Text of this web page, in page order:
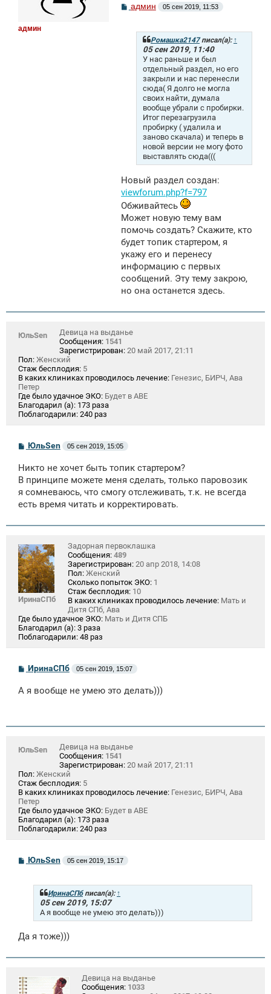
админ
С
админ 05 сен 2019, 11:53
Ромашка2147писал(а): ↑
05 сен 2019, 11:40
У нас раньше и был
отдельный раздел, но его
закрыли и нас перенесли
сюда( Я долго не могла
своих найти, думала
вообще убрали с пробирки.
Итог перезагрузила
пробирку ( удалила и
заново скачала) и теперь в
новой версии не могу фото
выставлять сюда(((
Новый раздел создан:
viewforum.php?f=797
Обживайтесь
Может новую тему вам
помочь создать? Скажите, кто
будет топик стартером, я
укажу его и перенесу
информацию с первых
сообщений. Эту тему закрою,
но она останется здесь.
ЮльSen
Девица на выданье
Сообщения: 1541
Зарегистрирован: 20 май 2017, 21:11
Пол: Женский
Стаж бесплодия: 5
В каких клиниках проводилось лечение: Генезис, БИРЧ, Ава
Петер
Где было удачное ЭКО: Будет в АВЕ
Благодарил (а): 173 раза
Поблагодарили: 240 раз
С
о
б
щ
н
и
ЮльSen 05 сен 2019, 15:05
Никто не хочет быть топик стартером?
В принципе можете меня сделать, только паровозик
я сомневаюсь, что смогу отслеживать, т.к. не всегда
есть время читать и корректировать.
ИринаСПб
Задорная первоклашка
Сообщения: 489
Зарегистрирован: 20 апр 2018, 14:08
Пол: Женский
Сколько попыток ЭКО: 1
Стаж бесплодия: 10
В каких клиниках проводилось лечение: Мать и
Дитя СПб, Ава
Где было удачное ЭКО: Мать и Дитя СПБ
Благодарил (а): 3 раза
Поблагодарили: 48 раз
С
о
б
и
ИринаСПб 05 сен 2019, 15:07
А я вообще не умею это делать)))
ЮльSen
Девица на выданье
Сообщения: 1541
Зарегистрирован: 20 май 2017, 21:11
Пол: Женский
Стаж бесплодия: 5
В каких клиниках проводилось лечение: Генезис, БИРЧ, Ава
Петер
Где было удачное ЭКО: Будет в АВЕ
Благодарил (а): 173 раза
Поблагодарили: 240 раз
С
о
ЮльSen 05 сен 2019, 15:17
ИринаСПбписал(а): ↑
05 сен 2019, 15:07
А я вообще не умею это делать)))
Да я тоже)))
Девица на выданье
Сообщения: 1033